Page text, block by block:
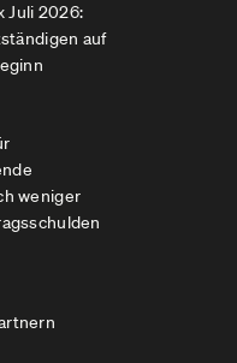
Juli 2026:
auf
weniger